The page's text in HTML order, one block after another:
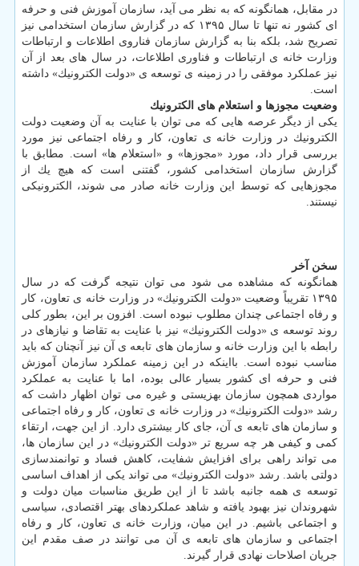
در مقابل، همانگونه كه به نظر می آید، سازمان آموزش فنی و حرفه
ای كشور نه تنها تا سال ۱۳۹۵ كه در گزارش سازمان استخدامی نیز
تصریح شد، بلكه بنا به گزارش سازمان فناروی اطلاعات و ارتباطات
وزارت خانه ی ارتباطات و فناوری اطلاعات، در سال های بعد از آن
نیز عملكرد موفقی را در زمینه ی توسعه ی «دولت الكترونیك» داشته
است.
وضعیت مجوزها و استعلام­ های الكترونیك
یكی از دیگر عرصه هایی كه می توان با عنایت به آن وضعیت دولت
الكترونیك در وزارت خانه ی تعاون، كار و رفاه اجتماعی نیز مورد
بررسی قرار داد، مورد «مجوزها» و «استعلام ها» است. مطابق با
گزارش سازمان استخدامی كشور، گفتنی است كه هیچ یك از
مجوزهایی كه توسط این وزارت خانه صادر می شوند، الكترونیكی
نیستند.
سخن آخر
همانگونه كه مشاهده می شود می توان نتیجه گرفت كه در سال
۱۳۹۵ تقریباً وضعیت «دولت الكترونیك» در وزارت خانه ی تعاون، كار
و رفاه اجتماعی چندان مطلوب نبوده است. افزون بر این، بطور كلی
روند توسعه ی «دولت الكترونیك» نیز با عنایت به تقاضا و نیازهای در
رابطه با این وزارت خانه و سازمان های تابعه ی آن نیز آنچنان كه باید
مناسب نبوده است. بااینكه در این زمینه عملكرد سازمان آموزش
فنی و حرفه ای كشور بسیار عالی بوده، اما با عنایت به عملكرد
مواردی همچون سازمان بهزیستی و غیره می توان اظهار داشت كه
رشد «دولت الكترونیك» در وزارت خانه ی تعاون، كار و رفاه اجتماعی
و سازمان های تابعه ی آن، جای كار بیشتری دارد. از این جهت، ارتقاء
كمی و كیفی هر چه سریع تر «دولت الكترونیك» در این سازمان ها،
می تواند راهی برای افزایش شفایت، كاهش فساد و توانمندسازی
دولتی باشد. رشد «دولت الكترونیك» می تواند یكی از اهداف اساسی
توسعه ی همه جانبه باشد تا از این طریق مناسبات میان دولت و
شهروندان نیز بهبود یافته و شاهد عملكردهای بهتر اقتصادی، سیاسی
و اجتماعی باشیم. در این میان، وزارت خانه ی تعاون، كار و رفاه
اجتماعی و سازمان های تابعه ی آن می توانند در صف مقدم این
جریان اصلاحات نهادی قرار گیرند.